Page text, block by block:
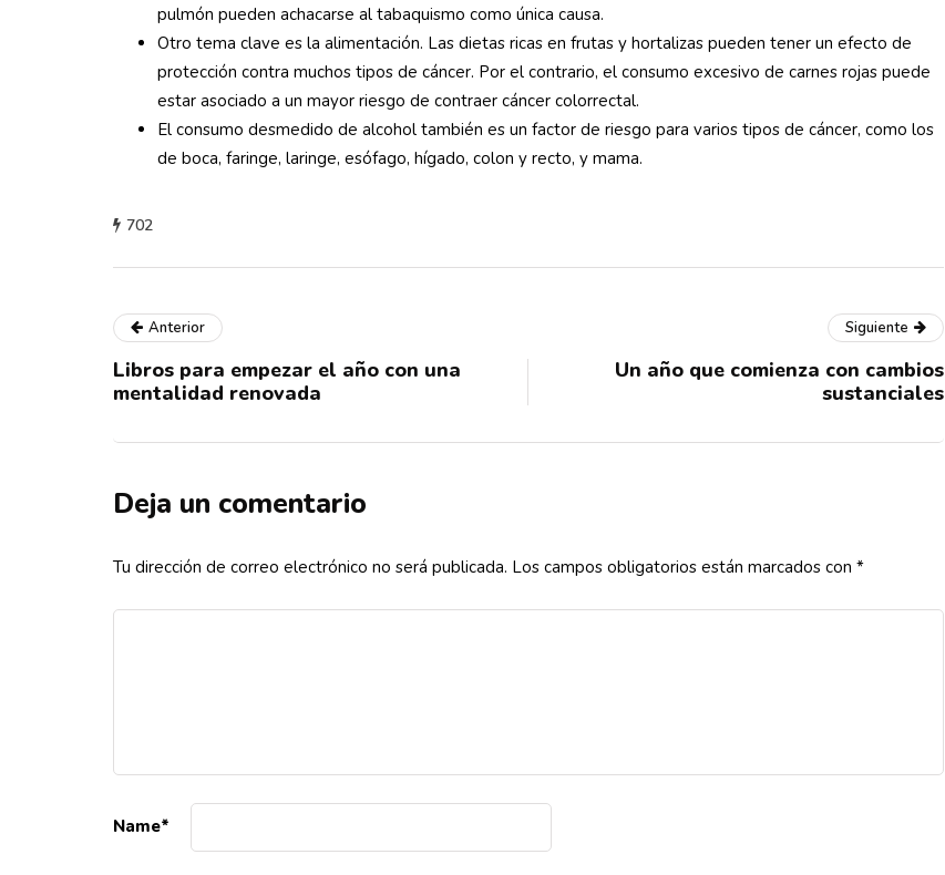
pulmón pueden achacarse al tabaquismo como única causa.
Otro tema clave es la alimentación. Las dietas ricas en frutas y hortalizas pueden tener un efecto de
protección contra muchos tipos de cáncer. Por el contrario, el consumo excesivo de carnes rojas puede
estar asociado a un mayor riesgo de contraer cáncer colorrectal.
El consumo desmedido de alcohol también es un factor de riesgo para varios tipos de cáncer, como los
de boca, faringe, laringe, esófago, hígado, colon y recto, y mama.
702
Anterior
Libros para empezar el año con una
mentalidad renovada
Siguiente
Un año que comienza con cambios
sustanciales
Deja un comentario
Tu dirección de correo electrónico no será publicada. Los campos obligatorios están marcados con *
Name*